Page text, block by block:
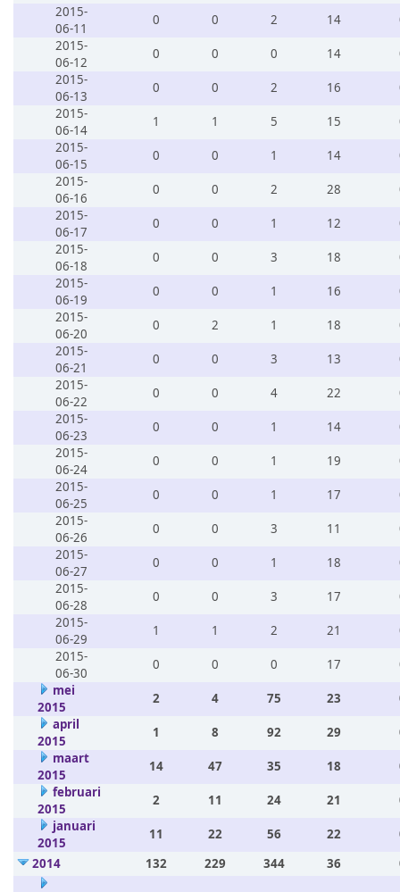
2015-
06-11
0 0 2 14
2015-
06-12
0 0 0 14
2015-
06-13
0 0 2 16
2015-
06-14
1 1 5 15
2015-
06-15
0 0 1 14
2015-
06-16
0 0 2 28
2015-
06-17
0 0 1 12
2015-
06-18
0 0 3 18
2015-
06-19
0 0 1 16
2015-
06-20
0 2 1 18
2015-
06-21
0 0 3 13
2015-
06-22
0 0 4 22
2015-
06-23
0 0 1 14
2015-
06-24
0 0 1 19
2015-
06-25
0 0 1 17
2015-
06-26
0 0 3 11
2015-
06-27
0 0 1 18
2015-
06-28
0 0 3 17
2015-
06-29
1 1 2 21
2015-
06-30
0 0 0 17
mei
2015
2 4 75 23
april
2015
1 8 92 29
maart
2015
14 47 35 18
februari
2015
2 11 24 21
januari
2015
11 22 56 22
2014
132 229 344 36